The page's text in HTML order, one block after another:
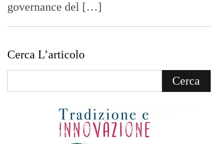
governance del […]
Cerca L’articolo